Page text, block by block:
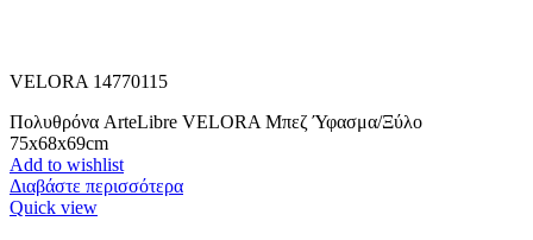
VELORA 14770115
Πολυθρόνα ArteLibre VELORA Μπεζ Ύφασμα/Ξύλο
75x68x69cm
Add to wishlist
Διαβάστε περισσότερα
Quick view